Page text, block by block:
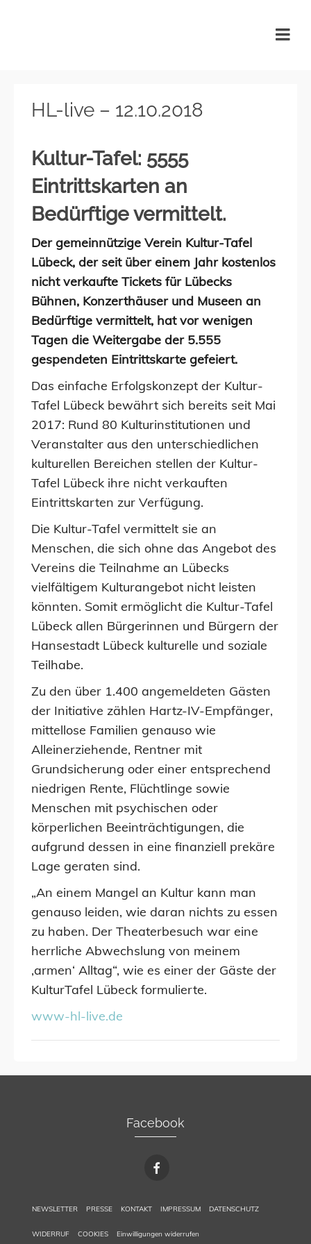
HL-live – 12.10.2018
Kultur-Tafel: 5555
Eintrittskarten an
Bedürftige vermittelt.
Der gemeinnützige Verein Kultur-Tafel
Lübeck, der seit über einem Jahr kostenlos
nicht verkaufte Tickets für Lübecks
Bühnen, Konzerthäuser und Museen an
Bedürftige vermittelt, hat vor wenigen
Tagen die Weitergabe der 5.555
gespendeten Eintrittskarte gefeiert.
Das einfache Erfolgskonzept der Kultur-
Tafel Lübeck bewährt sich bereits seit Mai
2017: Rund 80 Kulturinstitutionen und
Veranstalter aus den unterschiedlichen
kulturellen Bereichen stellen der Kultur-
Tafel Lübeck ihre nicht verkauften
Eintrittskarten zur Verfügung.
Die Kultur-Tafel vermittelt sie an
Menschen, die sich ohne das Angebot des
Vereins die Teilnahme an Lübecks
vielfältigem Kulturangebot nicht leisten
könnten. Somit ermöglicht die Kultur-Tafel
Lübeck allen Bürgerinnen und Bürgern der
Hansestadt Lübeck kulturelle und soziale
Teilhabe.
Zu den über 1.400 angemeldeten Gästen
der Initiative zählen Hartz-IV-Empfänger,
mittellose Familien genauso wie
Alleinerziehende, Rentner mit
Grundsicherung oder einer entsprechend
niedrigen Rente, Flüchtlinge sowie
Menschen mit psychischen oder
körperlichen Beeinträchtigungen, die
aufgrund dessen in eine finanziell prekäre
Lage geraten sind.
„An einem Mangel an Kultur kann man
genauso leiden, wie daran nichts zu essen
zu haben. Der Theaterbesuch war eine
herrliche Abwechslung von meinem
‚armen‘ Alltag“, wie es einer der Gäste der
KulturTafel Lübeck formulierte.
www-hl-live.de
Facebook
NEWSLETTER PRESSE KONTAKT IMPRESSUM DATENSCHUTZ
WIDERRUF COOKIES Einwilligungen widerrufen